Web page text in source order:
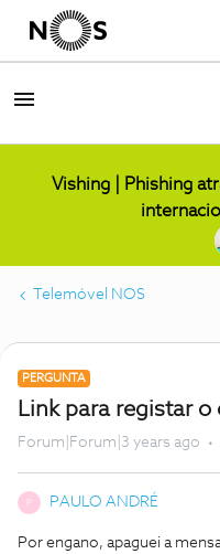
Vishing | Phishing
Telemóvel NOS
PERGUNTA
Link para registar o
Forum|Forum|3 years ago
PAULO ANDRÉ
Por engano, apaguei a